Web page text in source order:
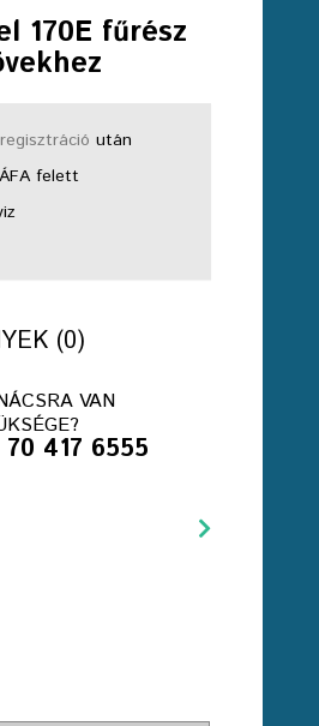
170E fűrész
regisztráció után
felett
(0)
VAN
417 6555